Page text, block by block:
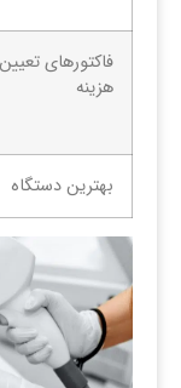
فاکتورهای
هزینه
بهترین دستگاه